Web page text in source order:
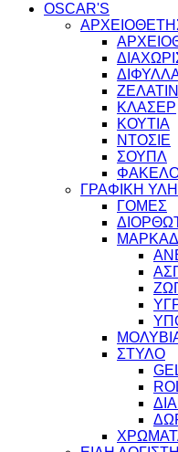
OSCAR'S
ΚΛΑΣΕΡ
ΚΟΥΤΙΑ
ΝΤΟΣΙΕ
ΣΟΥΠΛ
ΓΡΑΦΙΚΗ ΥΛΗ
ΓΟΜΕΣ
ΣΤΥΛΟ